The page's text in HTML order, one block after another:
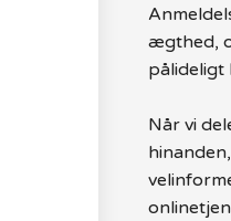
ægthed,
pålideligt
Når vi